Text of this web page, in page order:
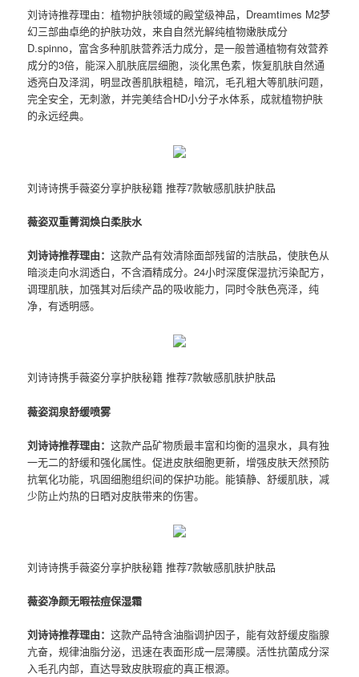
刘诗诗推荐理由：植物护肤领域的殿堂级神品，Dreamtimes M2梦
幻三部曲卓绝的护肤功效，来自自然光解纯植物嫩肤成分
D.spinno，富含多种肌肤营养活力成分，是一般普通植物有效营养
成分的3倍，能深入肌肤底层细胞，淡化黑色素，恢复肌肤自然通
透亮白及泽润，明显改善肌肤粗糙，暗沉，毛孔粗大等肌肤问题，
完全安全，无刺激，并完美结合HD小分子水体系，成就植物护肤
的永远经典。
刘诗诗携手薇姿分享护肤秘籍 推荐7款敏感肌肤护肤品
薇姿双重菁润焕白柔肤水
刘诗诗推荐理由：这款产品有效清除面部残留的洁肤品，使肤色从
暗淡走向水润透白，不含酒精成分。24小时深度保湿抗污染配方，
调理肌肤，加强其对后续产品的吸收能力，同时令肤色亮泽，纯
净，有透明感。
刘诗诗携手薇姿分享护肤秘籍 推荐7款敏感肌肤护肤品
薇姿润泉舒缓喷雾
刘诗诗推荐理由：这款产品矿物质最丰富和均衡的温泉水，具有独
一无二的舒缓和强化属性。促进皮肤细胞更新，增强皮肤天然预防
抗氧化功能，巩固细胞组织间的保护功能。能镇静、舒缓肌肤，减
少防止灼热的日晒对皮肤带来的伤害。
刘诗诗携手薇姿分享护肤秘籍 推荐7款敏感肌肤护肤品
薇姿净颜无暇祛痘保湿霜
刘诗诗推荐理由：这款产品特含油脂调护因子，能有效舒缓皮脂腺
亢奋，规律油脂分泌，迅速在表面形成一层薄膜。活性抗菌成分深
入毛孔内部，直达导致皮肤瑕疵的真正根源。